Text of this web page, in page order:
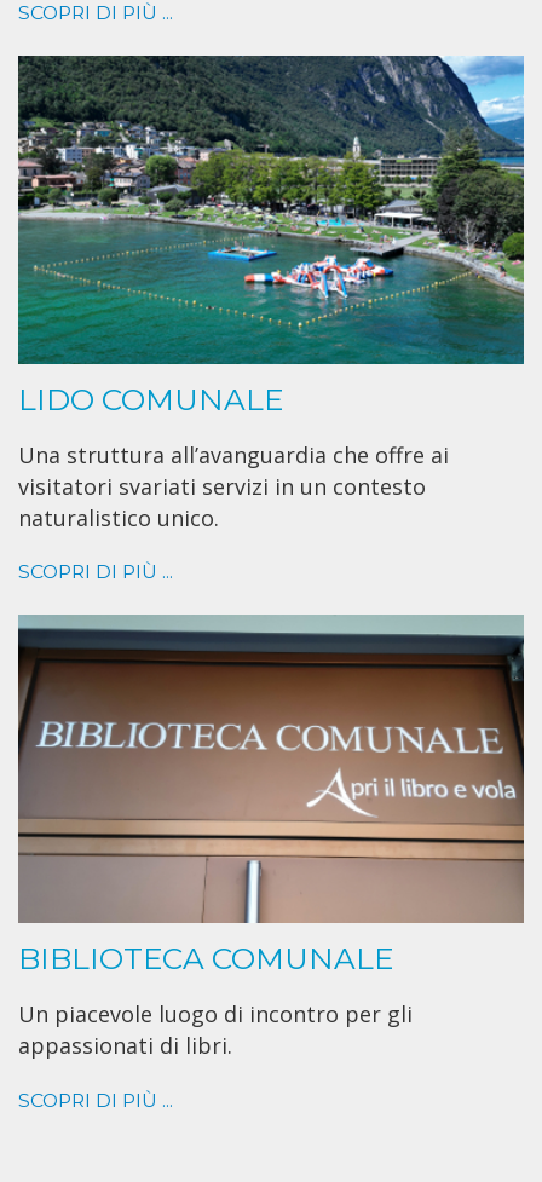
SCOPRI DI PIÙ ...
LIDO COMUNALE
Una struttura all’avanguardia che offre ai
visitatori svariati servizi in un contesto
naturalistico unico.
SCOPRI DI PIÙ ...
BIBLIOTECA COMUNALE
Un piacevole luogo di incontro per gli
appassionati di libri.
SCOPRI DI PIÙ ...